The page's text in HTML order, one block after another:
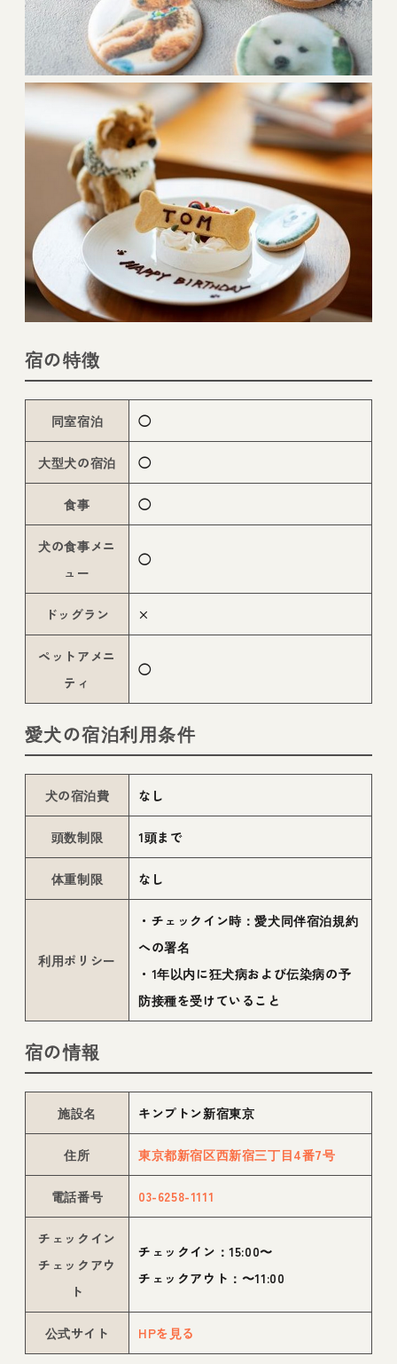
宿の特徴
同室宿泊 ◯
大型犬の宿泊 ◯
食事 ◯
犬の食事メニ
ュー
◯
ドッグラン ×
ペットアメニ
ティ
◯
愛犬の宿泊利用条件
犬の宿泊費 なし
頭数制限 1頭まで
体重制限 なし
利用ポリシー
・チェックイン時：愛犬同伴宿泊規約
への署名
・1年以内に狂犬病および伝染病の予
防接種を受けていること
宿の情報
施設名 キンプトン新宿東京
住所 東京都新宿区西新宿三丁目4番7号
電話番号 03-6258-1111
チェックイン
チェックアウ
ト
チェックイン：15:00〜
チェックアウト：〜11:00
公式サイト HPを見る